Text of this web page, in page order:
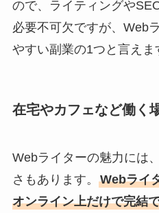
ので、ライティングや
必要不可欠ですが、Web
やすい副業の1つと言えま
在宅やカフェなど働く
Webライターの魅力には
さもあります。 Webライ
オンライン上だけで完結